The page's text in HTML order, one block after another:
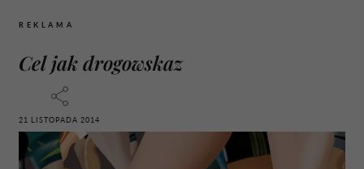
REKLAMA
Cel jak drogowskaz
21 LISTOPADA 2014